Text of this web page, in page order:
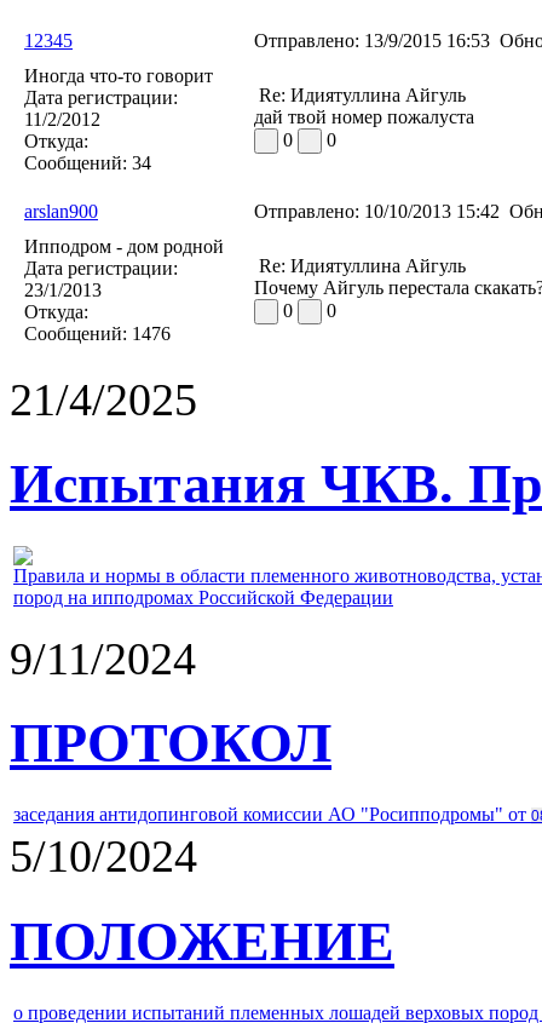
12345 Отправлено: 13/9/2015 16:53
Иногда что-то говорит
Дата регистрации:
11/2/2012
Откуда:
Сообщений: 34
Re: Идиятуллина Айгуль
дай твой номер пожалуста
0
0
arslan900 Отправлено: 10/10/2013 15:42
Ипподром - дом родной
Дата регистрации:
23/1/2013
Откуда:
Сообщений: 1476
Re: Идиятуллина Айгуль
Почему Айгуль перестала
0
0
21/4/2025
Испытания ЧКВ.
Правила и нормы в области племенного животноводства,
пород на ипподромах Российской Федерации
9/11/2024
ПРОТОКОЛ
заседания антидопинговой комиссии АО "Росипподромы" от
5/10/2024
ПОЛОЖЕНИЕ
о проведении испытаний племенных лошадей верховых